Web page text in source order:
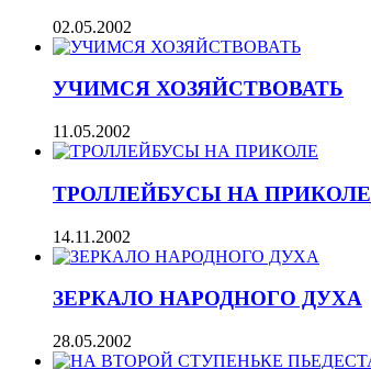
02.05.2002
УЧИМСЯ ХОЗЯЙСТВОВАТЬ
11.05.2002
ТРОЛЛЕЙБУСЫ НА ПРИКОЛЕ
14.11.2002
ЗЕРКАЛО НАРОДНОГО ДУХА
28.05.2002